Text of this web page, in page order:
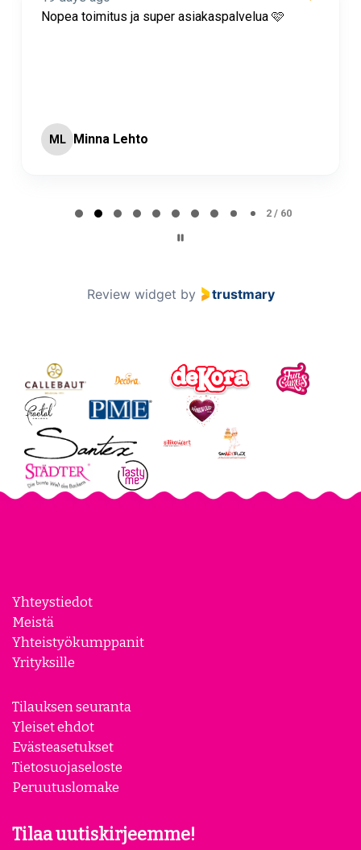
Nopea toimitus ja super asiakaspalvelua 🩷
ML Minna Lehto
2 / 60
Review widget by trustmary
Yhteystiedot
Meistä
Yhteistyökumppanit
Yrityksille
Tilauksen seuranta
Yleiset ehdot
Evästeasetukset
Tietosuojaseloste
Peruutuslomake
Tilaa uutiskirjeemme!